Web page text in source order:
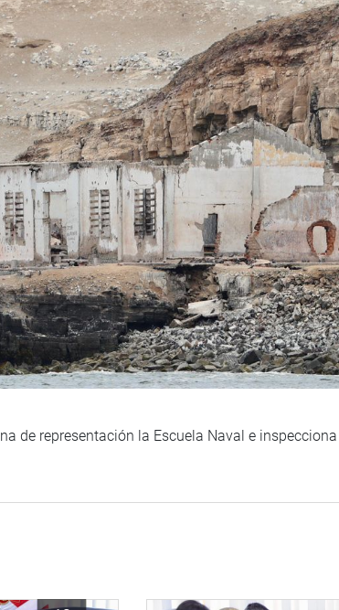
de representación la Escuela Naval e